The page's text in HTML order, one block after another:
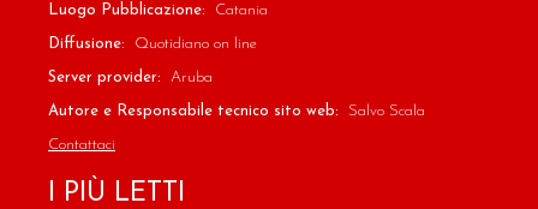
Luogo Pubblicazione: Catania
Diffusione: Quotidiano on line
Server provider: Aruba
Autore e Responsabile tecnico sito web: Salvo Scala
Contattaci
I PIÙ LETTI